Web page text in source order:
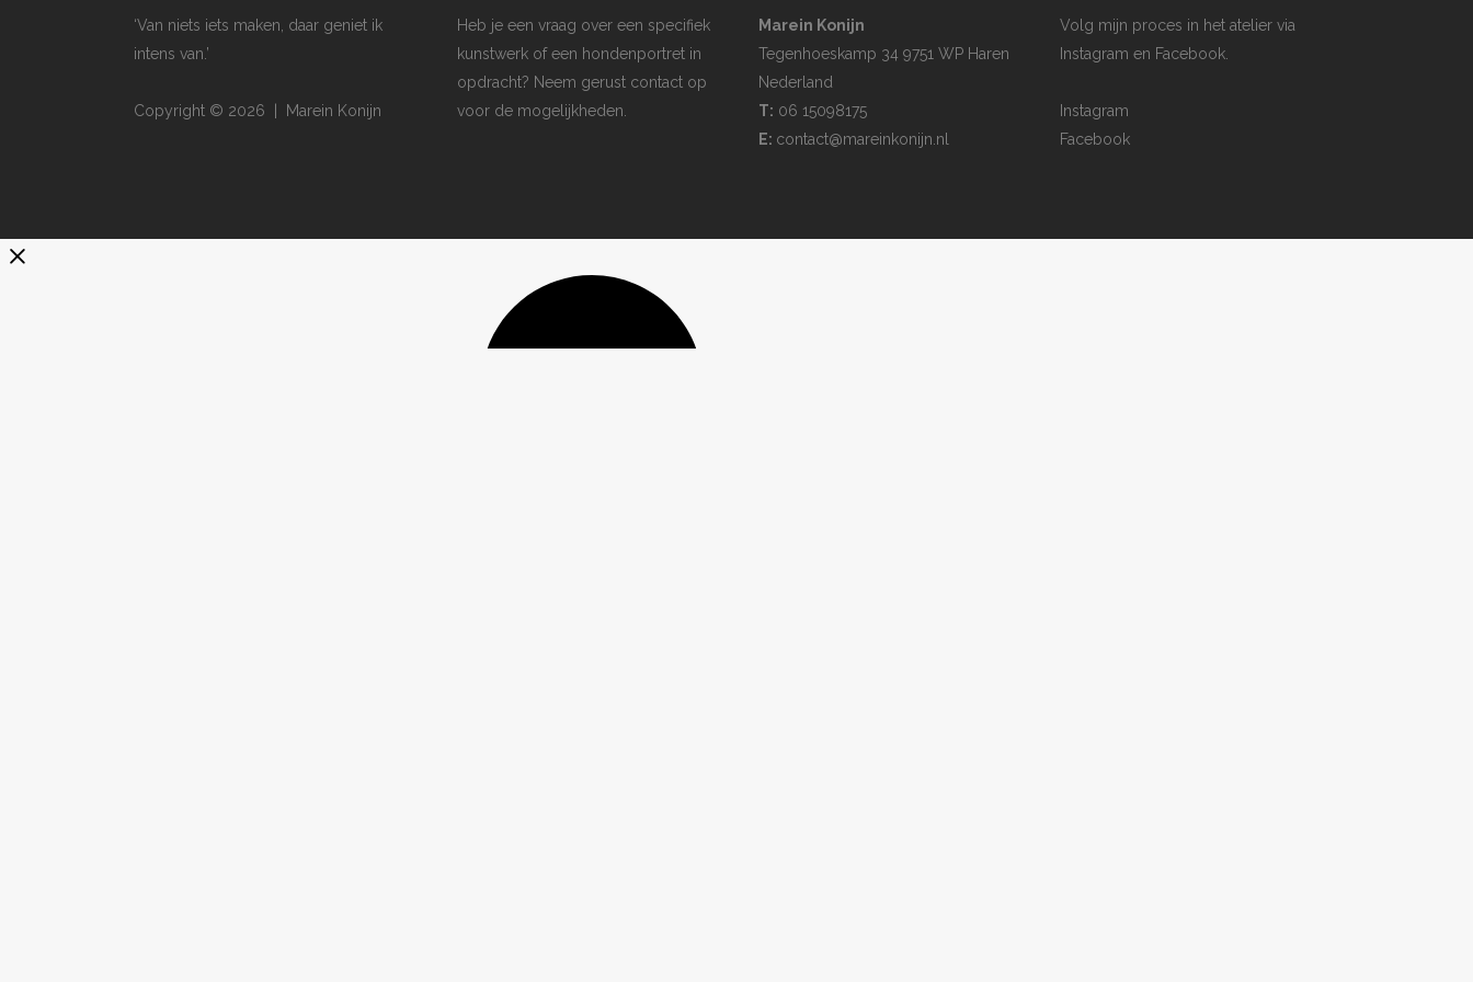
‘Van niets iets maken, daar geniet ik
intens van.’
Copyright © 2026 | Marein Konijn
Heb je een vraag over een specifiek
kunstwerk of een hondenportret in
opdracht? Neem gerust contact op
voor de mogelijkheden.
Marein Konijn
Tegenhoeskamp 34 9751 WP Haren
Nederland
T: 06 15098175
E: contact@mareinkonijn.nl
Volg mijn proces in het atelier via
Instagram en Facebook.
Instagram
Facebook